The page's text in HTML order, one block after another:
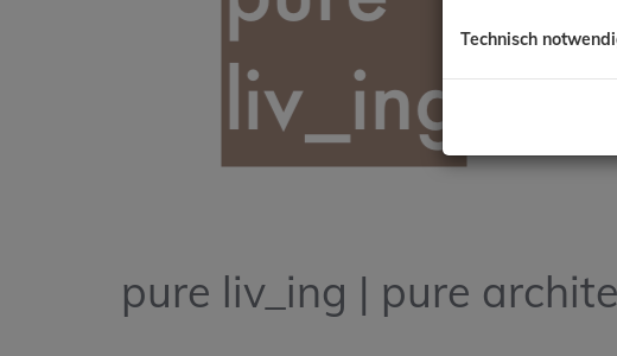
pure liv_ing | pure
Technisch